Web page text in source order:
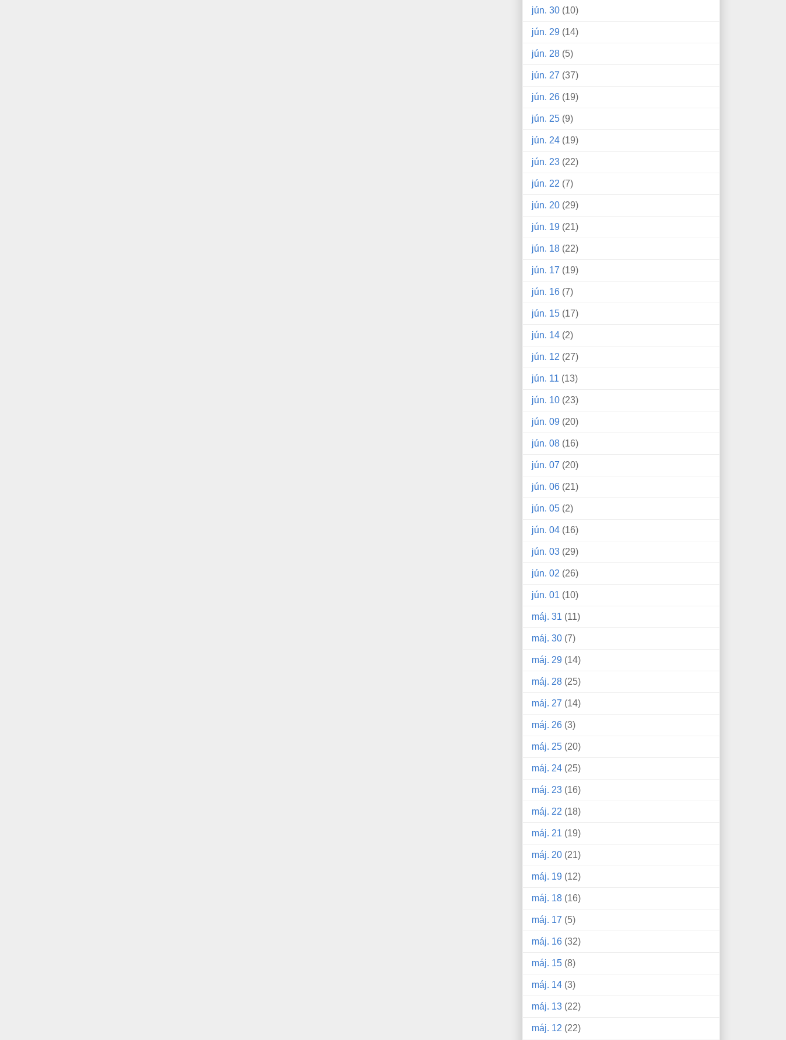
jún. 30 (10)
jún. 29 (14)
jún. 28 (5)
jún. 27 (37)
jún. 26 (19)
jún. 25 (9)
jún. 24 (19)
jún. 23 (22)
jún. 22 (7)
jún. 20 (29)
jún. 19 (21)
jún. 18 (22)
jún. 17 (19)
jún. 16 (7)
jún. 15 (17)
jún. 14 (2)
jún. 12 (27)
jún. 11 (13)
jún. 10 (23)
jún. 09 (20)
jún. 08 (16)
jún. 07 (20)
jún. 06 (21)
jún. 05 (2)
jún. 04 (16)
jún. 03 (29)
jún. 02 (26)
jún. 01 (10)
máj. 31 (11)
máj. 30 (7)
máj. 29 (14)
máj. 28 (25)
máj. 27 (14)
máj. 26 (3)
máj. 25 (20)
máj. 24 (25)
máj. 23 (16)
máj. 22 (18)
máj. 21 (19)
máj. 20 (21)
máj. 19 (12)
máj. 18 (16)
máj. 17 (5)
máj. 16 (32)
máj. 15 (8)
máj. 14 (3)
máj. 13 (22)
máj. 12 (22)